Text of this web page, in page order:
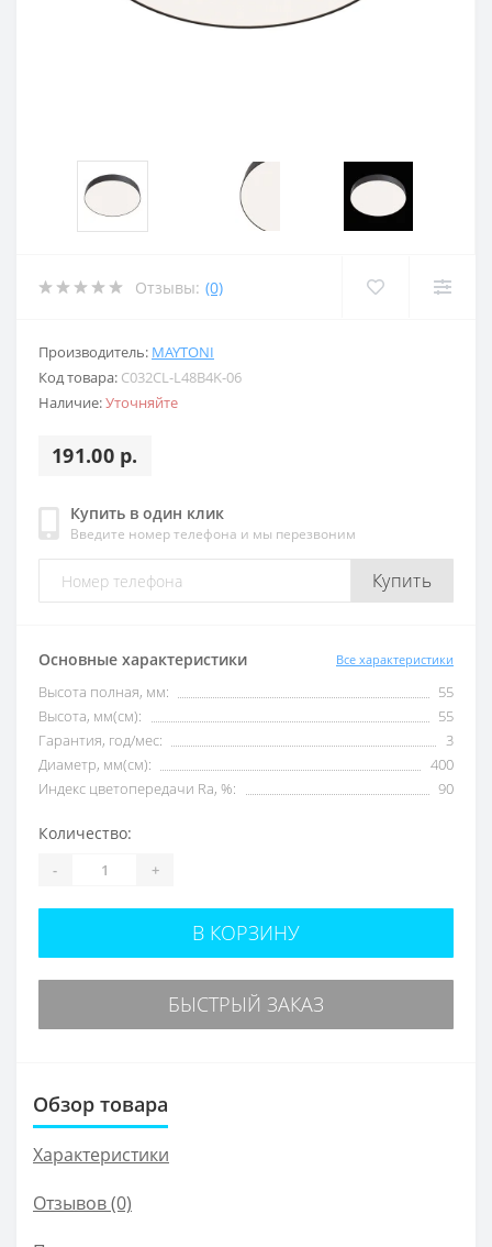
Отзывы: (0)
Производитель: MAYTONI
Код товара: C032CL-L48B4K-06
Наличие:Уточняйте
191.00 р.
Купить в один клик
Введите номер телефона и мы перезвоним
Купить
Основные характеристики Все характеристики
Высота полная, мм:
55
Высота, мм(см):
55
Гарантия, год/мес:
3
Диаметр, мм(см):
400
Индекс цветопередачи Ra, %:
90
Количество:
- +
В КОРЗИНУ
БЫСТРЫЙ ЗАКАЗ
Обзор товара
Характеристики
Отзывов (0)